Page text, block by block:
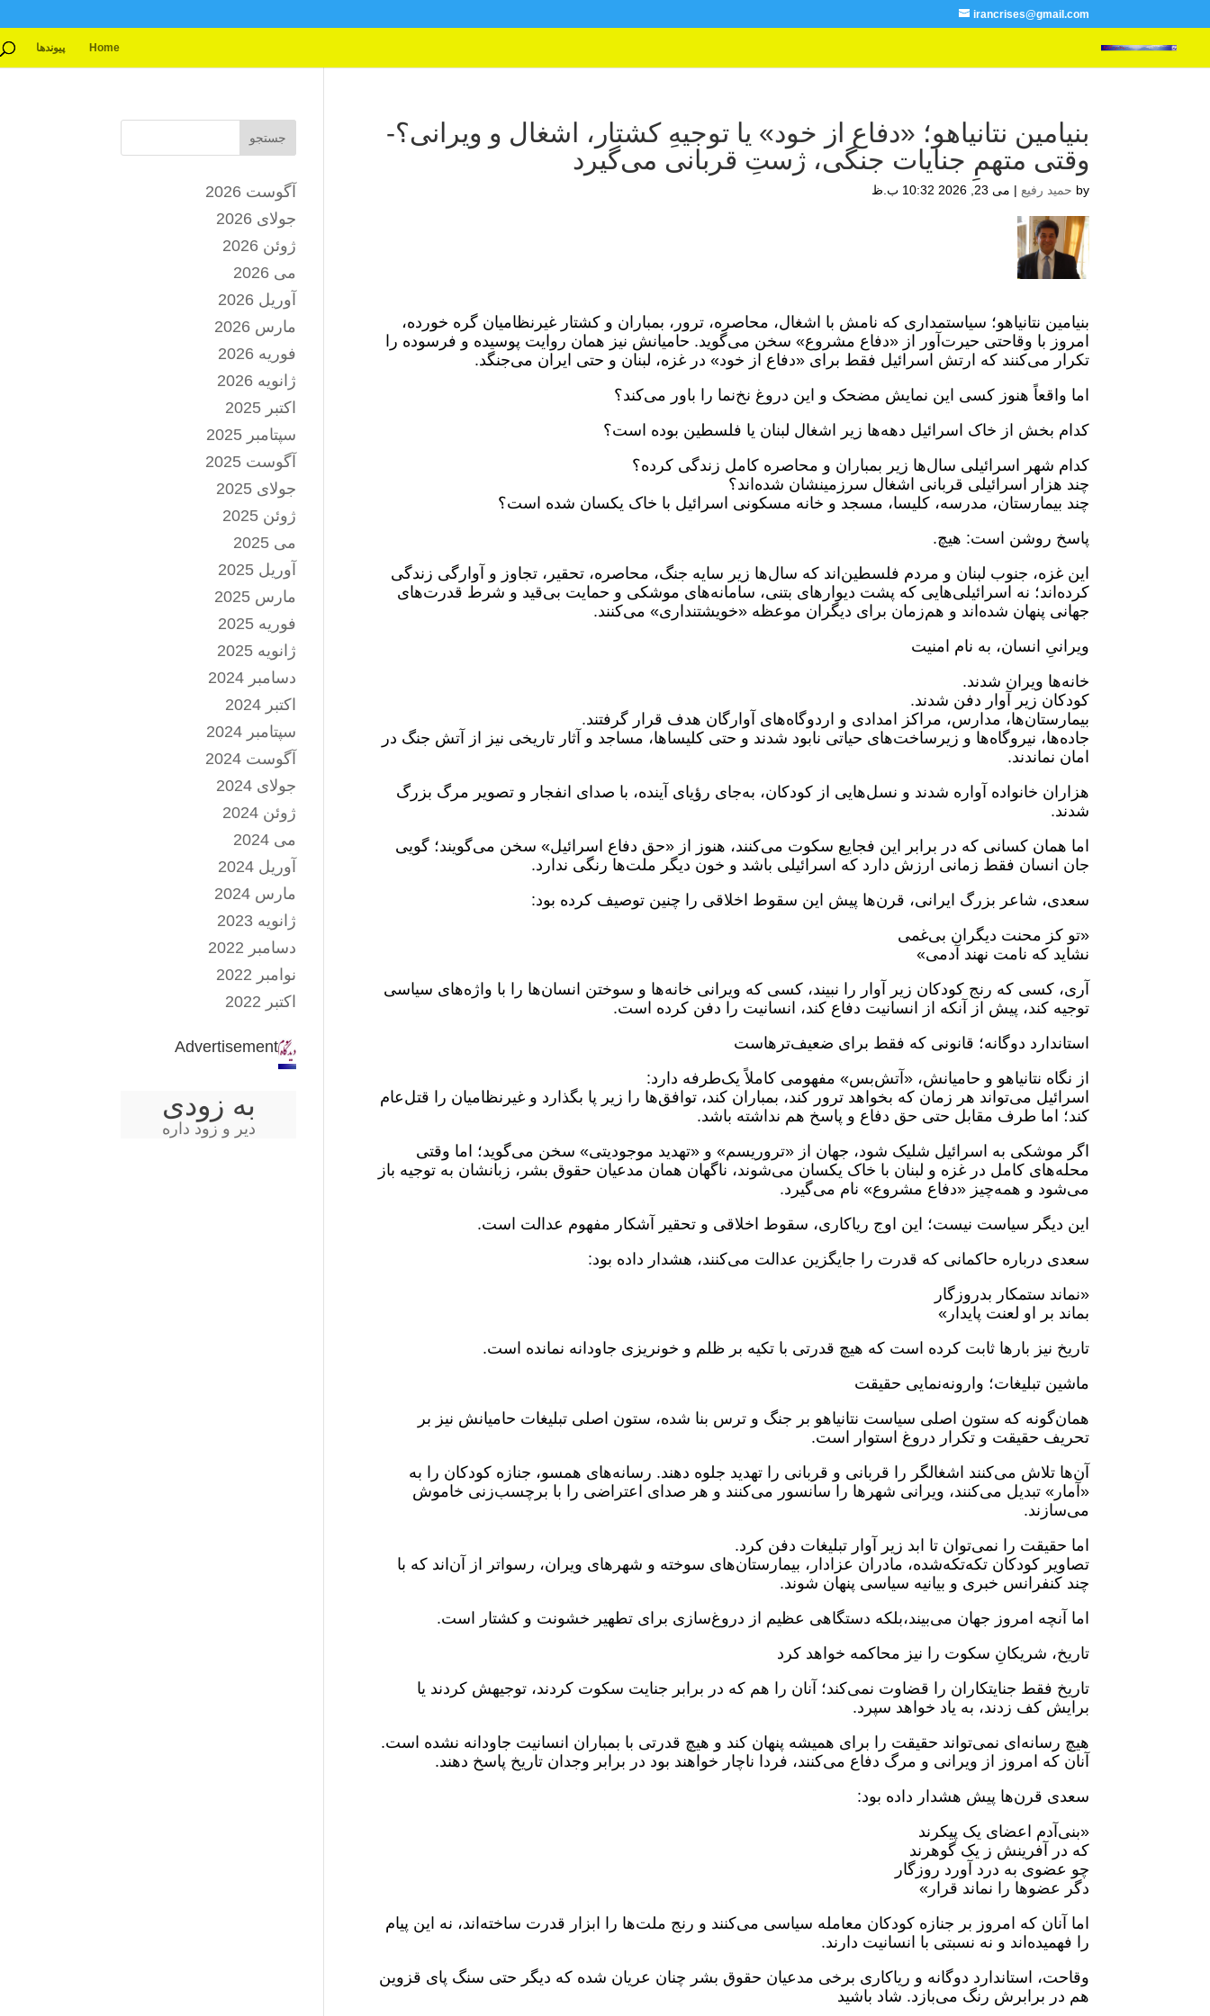
irancrises@gmail.com
Home پیوندها
بنیامین نتانیاهو؛ «دفاع از خود» یا توجیهِ کشتار، اشغال و ویرانی؟-
وقتی متهمِ جنایات جنگی، ژستِ قربانی می‌گیرد
by حمید رفیع | می 23, 2026 10:32 ب.ظ
بنیامین نتانیاهو؛ سیاستمداری که نامش با اشغال، محاصره، ترور، بمباران و کشتار غیرنظامیان گره خورده،
امروز با وقاحتی حیرت‌آور از «دفاع مشروع» سخن می‌گوید. حامیانش نیز همان روایت پوسیده و فرسوده را
تکرار می‌کنند که ارتش اسرائیل فقط برای «دفاع از خود» در غزه، لبنان و حتی ایران می‌جنگد.
اما واقعاً هنوز کسی این نمایش مضحک و این دروغ نخ‌نما را باور می‌کند؟
کدام بخش از خاک اسرائیل دهه‌ها زیر اشغال لبنان یا فلسطین بوده است؟
کدام شهر اسرائیلی سال‌ها زیر بمباران و محاصره کامل زندگی کرده؟
چند هزار اسرائیلی قربانی اشغال سرزمینشان شده‌اند؟
چند بیمارستان، مدرسه، کلیسا، مسجد و خانه مسکونی اسرائیل با خاک یکسان شده است؟
پاسخ روشن است: هیچ.
این غزه، جنوب لبنان و مردم فلسطین‌اند که سال‌ها زیر سایه جنگ، محاصره، تحقیر، تجاوز و آوارگی زندگی
کرده‌اند؛ نه اسرائیلی‌هایی که پشت دیوارهای بتنی، سامانه‌های موشکی و حمایت بی‌قید و شرط قدرت‌های
جهانی پنهان شده‌اند و هم‌زمان برای دیگران موعظه «خویشتنداری» می‌کنند.
ویرانیِ انسان، به نام امنیت
خانه‌ها ویران شدند.
کودکان زیر آوار دفن شدند.
بیمارستان‌ها، مدارس، مراکز امدادی و اردوگاه‌های آوارگان هدف قرار گرفتند.
جاده‌ها، نیروگاه‌ها و زیرساخت‌های حیاتی نابود شدند و حتی کلیساها، مساجد و آثار تاریخی نیز از آتش جنگ در
امان نماندند.
هزاران خانواده آواره شدند و نسل‌هایی از کودکان، به‌جای رؤیای آینده، با صدای انفجار و تصویر مرگ بزرگ
شدند.
اما همان کسانی که در برابر این فجایع سکوت می‌کنند، هنوز از «حق دفاع اسرائیل» سخن می‌گویند؛ گویی
جان انسان فقط زمانی ارزش دارد که اسرائیلی باشد و خون دیگر ملت‌ها رنگی ندارد.
سعدی، شاعر بزرگ ایرانی، قرن‌ها پیش این سقوط اخلاقی را چنین توصیف کرده بود:
«تو کز محنت دیگران بی‌غمی
نشاید که نامت نهند آدمی»
آری، کسی که رنج کودکان زیر آوار را نبیند، کسی که ویرانی خانه‌ها و سوختن انسان‌ها را با واژه‌های سیاسی
توجیه کند، پیش از آنکه از انسانیت دفاع کند، انسانیت را دفن کرده است.
استاندارد دوگانه؛ قانونی که فقط برای ضعیف‌ترهاست
از نگاه نتانیاهو و حامیانش، «آتش‌بس» مفهومی کاملاً یک‌طرفه دارد:
اسرائیل می‌تواند هر زمان که بخواهد ترور کند، بمباران کند، توافق‌ها را زیر پا بگذارد و غیرنظامیان را قتل‌عام
کند؛ اما طرف مقابل حتی حق دفاع و پاسخ هم نداشته باشد.
اگر موشکی به اسرائیل شلیک شود، جهان از «تروریسم» و «تهدید موجودیتی» سخن می‌گوید؛ اما وقتی
محله‌های کامل در غزه و لبنان با خاک یکسان می‌شوند، ناگهان همان مدعیان حقوق بشر، زبانشان به توجیه باز
می‌شود و همه‌چیز «دفاع مشروع» نام می‌گیرد.
این دیگر سیاست نیست؛ این اوج ریاکاری، سقوط اخلاقی و تحقیر آشکار مفهوم عدالت است.
سعدی درباره حاکمانی که قدرت را جایگزین عدالت می‌کنند، هشدار داده بود:
«نماند ستمکار بدروزگار
بماند بر او لعنت پایدار»
تاریخ نیز بارها ثابت کرده است که هیچ قدرتی با تکیه بر ظلم و خونریزی جاودانه نمانده است.
ماشین تبلیغات؛ وارونه‌نمایی حقیقت
همان‌گونه که ستون اصلی سیاست نتانیاهو بر جنگ و ترس بنا شده، ستون اصلی تبلیغات حامیانش نیز بر
تحریف حقیقت و تکرار دروغ استوار است.
آن‌ها تلاش می‌کنند اشغالگر را قربانی و قربانی را تهدید جلوه دهند. رسانه‌های همسو، جنازه کودکان را به
«آمار» تبدیل می‌کنند، ویرانی شهرها را سانسور می‌کنند و هر صدای اعتراضی را با برچسب‌زنی خاموش
می‌سازند.
اما حقیقت را نمی‌توان تا ابد زیر آوار تبلیغات دفن کرد.
تصاویر کودکان تکه‌تکه‌شده، مادران عزادار، بیمارستان‌های سوخته و شهرهای ویران، رسواتر از آن‌اند که با
چند کنفرانس خبری و بیانیه سیاسی پنهان شوند.
اما آنچه امروز جهان می‌بیند،بلکه دستگاهی عظیم از دروغ‌سازی برای تطهیر خشونت و کشتار است.
تاریخ، شریکانِ سکوت را نیز محاکمه خواهد کرد
تاریخ فقط جنایتکاران را قضاوت نمی‌کند؛ آنان را هم که در برابر جنایت سکوت کردند، توجیهش کردند یا
برایش کف زدند، به یاد خواهد سپرد.
هیچ رسانه‌ای نمی‌تواند حقیقت را برای همیشه پنهان کند و هیچ قدرتی با بمباران انسانیت جاودانه نشده است.
آنان که امروز از ویرانی و مرگ دفاع می‌کنند، فردا ناچار خواهند بود در برابر وجدان تاریخ پاسخ دهند.
سعدی قرن‌ها پیش هشدار داده بود:
«بنی‌آدم اعضای یک پیکرند
که در آفرینش ز یک گوهرند
چو عضوی به درد آورد روزگار
دگر عضوها را نماند قرار»
اما آنان که امروز بر جنازه کودکان معامله سیاسی می‌کنند و رنج ملت‌ها را ابزار قدرت ساخته‌اند، نه این پیام
را فهمیده‌اند و نه نسبتی با انسانیت دارند.
وقاحت، استاندارد دوگانه و ریاکاری برخی مدعیان حقوق بشر چنان عریان شده که دیگر حتی سنگ پای قزوین
هم در برابرش رنگ می‌بازد. شاد باشید
جستجو
آگوست 2026
جولای 2026
ژوئن 2026
می 2026
آوریل 2026
مارس 2026
فوریه 2026
ژانویه 2026
اکتبر 2025
سپتامبر 2025
آگوست 2025
جولای 2025
ژوئن 2025
می 2025
آوریل 2025
مارس 2025
فوریه 2025
ژانویه 2025
دسامبر 2024
اکتبر 2024
سپتامبر 2024
آگوست 2024
جولای 2024
ژوئن 2024
می 2024
آوریل 2024
مارس 2024
ژانویه 2023
دسامبر 2022
نوامبر 2022
اکتبر 2022
Advertisement
به زودی
دیر و زود داره